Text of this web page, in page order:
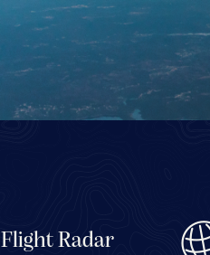
Flight Radar